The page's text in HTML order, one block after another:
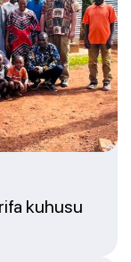
kuhusu